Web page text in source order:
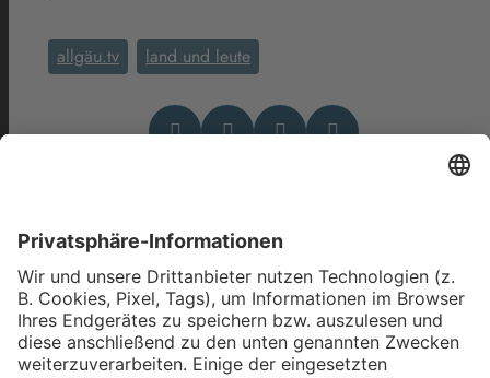
allgäu.tv land und leute
Das könnte Dich auch
interessieren
Kabarett, Bitcoin, Motocross: